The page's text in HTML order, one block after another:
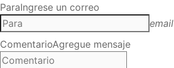
ParaIngrese un correo
email
ComentarioAgregue mensaje